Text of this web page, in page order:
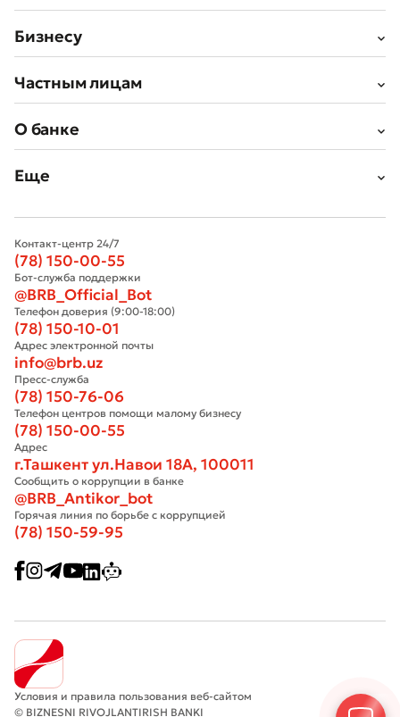
Бизнесу
Частным лицам
О банке
Еще
Контакт-центр 24/7
(78) 150-00-55
Бот-служба поддержки
@BRB_Official_Bot
Телефон доверия (9:00-18:00)
(78) 150-10-01
Адрес электронной почты
info@brb.uz
Пресс-служба
(78) 150-76-06
Телефон центров помощи малому бизнесу
(78) 150-00-55
Адрес
г.Ташкент ул.Навои 18А, 100011
Сообщить о коррупции в банке
@BRB_Antikor_bot
Горячая линия по борьбе с коррупцией
(78) 150-59-95
Условия и правила пользования веб-сайтом
© BIZNESNI RIVOJLANTIRISH BANKI